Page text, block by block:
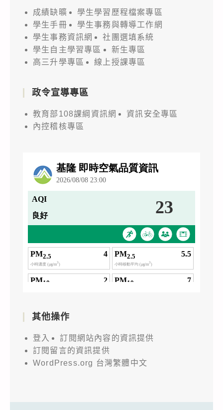
成績缺曠
學生學習歷程檔案專區
學生手冊
學生事務與轉導工作網
學生事務資訊網
社團選填系統
學生自主學習專區
新生專區
高三升學專區
線上授課專區
政令宣導專區
教育部108課綱資訊網
資訊安全專區
內控稽核專區
其他操作
登入
訂閱網站內容的資訊提供
訂閱留言的資訊提供
WordPress.org 台灣繁體中文